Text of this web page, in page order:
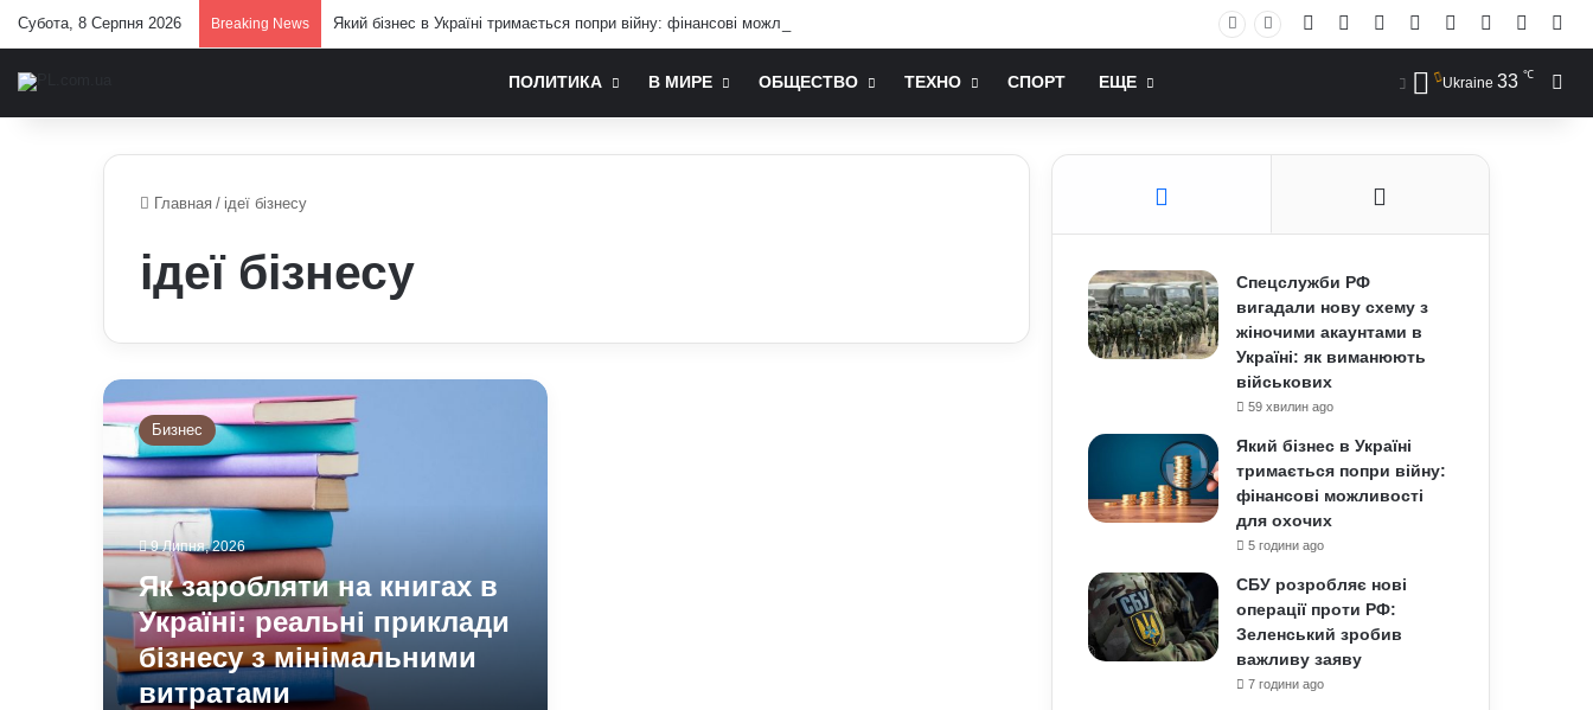
Субота, 8 Серпня 2026 Breaking News Який бізнес в Україні тримається попри війну: фінансові можливості для охочих Facebook YouTubeInstagram
RSS Log In
ПОЛИТИКА В МИРЕ ОБЩЕСТВО ТЕХНО СПОРТ ЕЩЕ Ukraine 33 ℃
Главная / ідеї бізнесу
ідеї бізнесу
Як
заробляти
книгах
Україні:
реальні
бізнесу
з
мінімальними
витратами
Бизнес
9 Липня, 2026
Як заробляти на книгах в
Україні: реальні приклади
бізнесу з мінімальними
витратами
Спецслужби РФ
вигадали нову схему з
жіночими акаунтами в
Україні: як виманюють
військових
59 хвилин ago
Який бізнес в Україні
тримається попри війну:
фінансові можливості
для охочих
5 години ago
СБУ розробляє нові
операції проти РФ:
Зеленський зробив
важливу заяву
7 години ago